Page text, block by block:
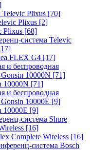
Plixus [70]
Plixus [2]
Plixus [68]
система Televic
FLEX G4 [17]
и беспроводная
10000N [71]
10000N [71]
и беспроводная
10000E [9]
10000E [9]
система Shure
[16]
Complete Wireless [16]
система Bosch